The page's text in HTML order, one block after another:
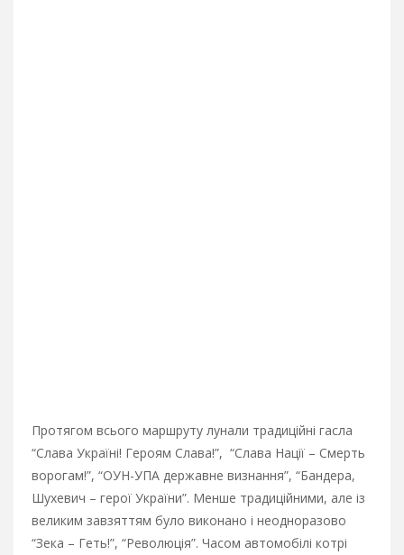
Протягом всього маршруту лунали традиційні гасла
“Слава Україні! Героям Слава!”, “Слава Нації – Смерть
ворогам!”, “ОУН-УПА державне визнання”, “Бандера,
Шухевич – герої України”. Менше традиційними, але із
великим завзяттям було виконано і неодноразово
“Зека – Геть!”, “Революція”. Часом автомобілі котрі